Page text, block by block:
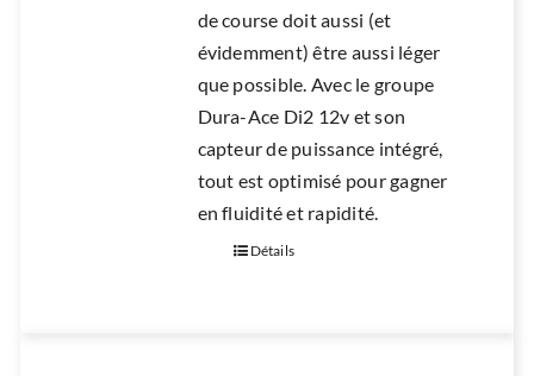
de course doit aussi (et
évidemment) être aussi léger
que possible. Avec le groupe
Dura-Ace Di2 12v et son
capteur de puissance intégré,
tout est optimisé pour gagner
en fluidité et rapidité.
Détails